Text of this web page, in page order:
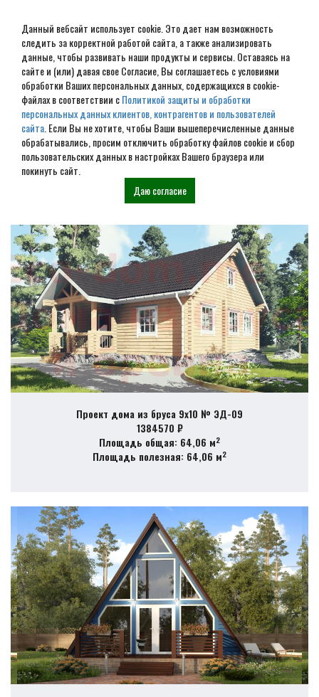
Данный вебсайт использует cookie. Это дает нам возможность
следить за корректной работой сайта, а также анализировать
данные, чтобы развивать наши продукты и сервисы. Оставаясь на
сайте и (или) давая свое Согласие, Вы соглашаетесь с условиями
обработки Ваших персональных данных, содержащихся в cookie-
файлах в соответствии сПолитикой защиты и обработки
персональных данных клиентов, контрагентов и пользователей
сайта . Если Вы не хотите, чтобы Ваши вышеперечисленные данные
обрабатывались, просим отключить обработку файлов cookie и сбор
пользовательских данных в настройках Вашего браузера или
покинуть сайт.
Даю согласие
Все наши проекты
Проект дома из бруса 9х10 № ЭД-09
1384570 ₽
Площадь общая: 64,06 м2
Площадь полезная: 64,06 м2